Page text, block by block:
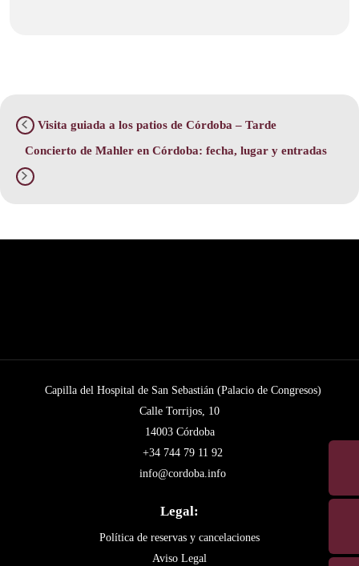
Visita guiada a los patios de Córdoba – Tarde
Concierto de Mahler en Córdoba: fecha, lugar y entradas
Capilla del Hospital de San Sebastián (Palacio de Congresos)
Calle Torrijos, 10
14003 Córdoba
+34 744 79 11 92
info@cordoba.info
Legal:
Política de reservas y cancelaciones
Aviso Legal